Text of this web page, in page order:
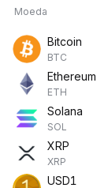
Moeda
Bitcoin
BTC
Ethereum
ETH
Solana
SOL
XRP
XRP
USD1